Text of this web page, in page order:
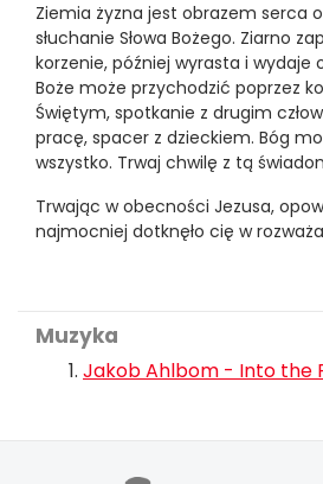
Ziemia żyzna jest obrazem serca
słuchanie Słowa Bożego. Ziarno
korzenie, później wyrasta i wydaje
Boże może przychodzić poprzez
Świętym, spotkanie z drugim
pracę, spacer z dzieckiem. Bóg
wszystko. Trwaj chwilę z tą
Trwając w obecności Jezusa,
najmocniej dotknęło cię w
Muzyka
Jakob Ahlbom - Into the